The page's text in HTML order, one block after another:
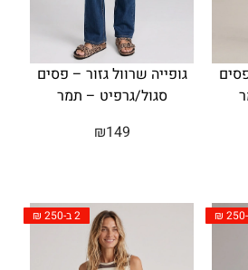
גופייה שרוול גזור – פסים
סגול/גרפיט – תמר
₪149
2 ב-250 ₪